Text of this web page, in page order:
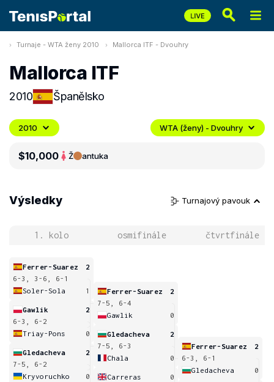
Turnaje - WTA ženy 2010 Mallorca ITF - Dvouhry
Mallorca ITF
2010 Španělsko
2010 WTA (ženy) - Dvouhry
$10,000 Ž antuka
Výsledky Turnajový pavouk
1. kolo osmifinále čtvrtfinále
Ferrer-Suarez
2
6-3, 3-6, 6-1
Soler-Sola
1
Gawlik
2
6-3, 6-2
Triay-Pons
0
Gledacheva
2
7-5, 6-2
Kryvoruchko
0
Ferrer-Suarez
2
7-5, 6-4
Gawlik
0
Gledacheva
2
7-5, 6-3
Chala
0
Carreras
0
Ferrer-Suarez
2
6-3, 6-1
Gledacheva
0